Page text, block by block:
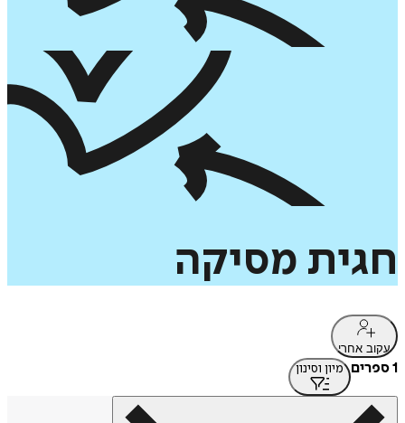
חגית מסיקה
עקוב אחרי
1 ספרים מיון וסינון